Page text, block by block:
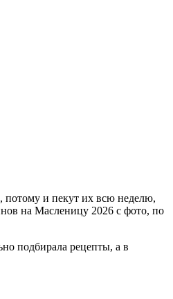
потому и пекут их всю неделю,
на Масленицу 2026 с фото, по
подбирала рецепты, а в